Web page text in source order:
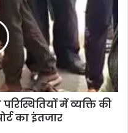
में व्यक्ति की
का इंतजार